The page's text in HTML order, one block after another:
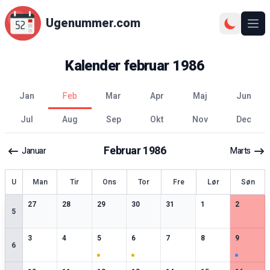
Ugenummer.com
Kalenderfebruar 1986
jan feb mar apr maj
jun
jul
aug sep okt nov dec
Januar Februar1986 Marts
Uge Man Tir Ons Tor Fre Lør Søn
5
27
0særlige datoer
28
0særlige datoer
29
0særlige datoer
30
0særlige datoer
31
0særlige datoer
10 særlige datoer
2
0særlige
6
3
0særlige datoer
4
0særlige datoer
5
1særlige datoer
6
1særlige datoer
7
0særlige datoer
8
0særlige datoer
9
1særlige